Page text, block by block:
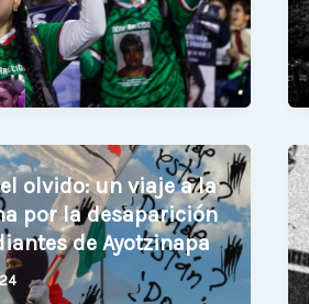
olvido: un viaje a la
por la desaparición
de Ayotzinapa